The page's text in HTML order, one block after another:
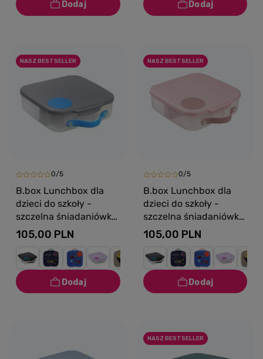
NASZ BESTSELLER
0/5
B.box Lunchbox dla
dzieci do szkoły -
szczelna śniadaniówka
z przegródkami i
wkładem chłodzącym
Blue Slate
105,00 PLN
NASZ BESTSELLER
0/5
B.box Lunchbox dla
dzieci do szkoły -
szczelna śniadaniówka
z przegródkami i
wkładem chłodzącym
Blush Crush
105,00 PLN
NASZ BESTSELLER